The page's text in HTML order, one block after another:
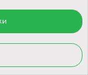
™ |Карта на сайта